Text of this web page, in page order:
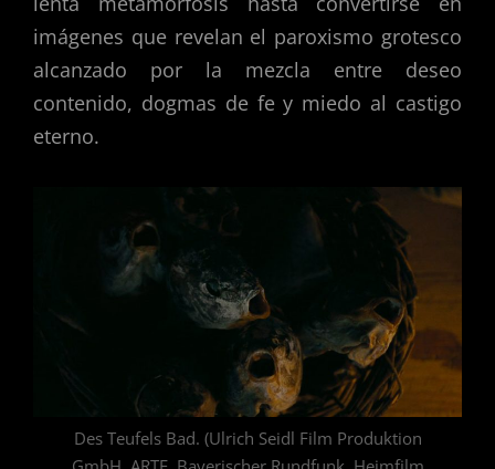
imágenes que revelan el paroxismo grotesco
alcanzado por la mezcla entre deseo
contenido, dogmas de fe y miedo al castigo
eterno.
Des Teufels Bad. (Ulrich Seidl Film Produktion